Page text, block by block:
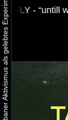
meet again”